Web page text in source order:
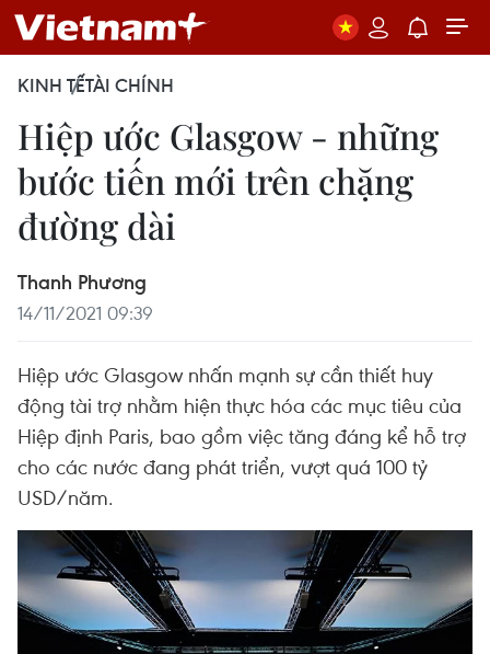
KINH TẾTÀI CHÍNH
Hiệp ước Glasgow - những
bước tiến mới trên chặng
đường dài
Thanh Phương
14/11/2021 09:39
Hiệp ước Glasgow nhấn mạnh sự cần thiết huy
động tài trợ nhằm hiện thực hóa các mục tiêu của
Hiệp định Paris, bao gồm việc tăng đáng kể hỗ trợ
cho các nước đang phát triển, vượt quá 100 tỷ
USD/năm.